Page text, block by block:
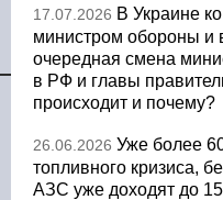
17.07.2026 В Украине
министром обороны и
очередная смена
в РФ и главы
происходит и почему?
26.06.2026 Уже более
топливного кризиса,
АЗС уже доходят до